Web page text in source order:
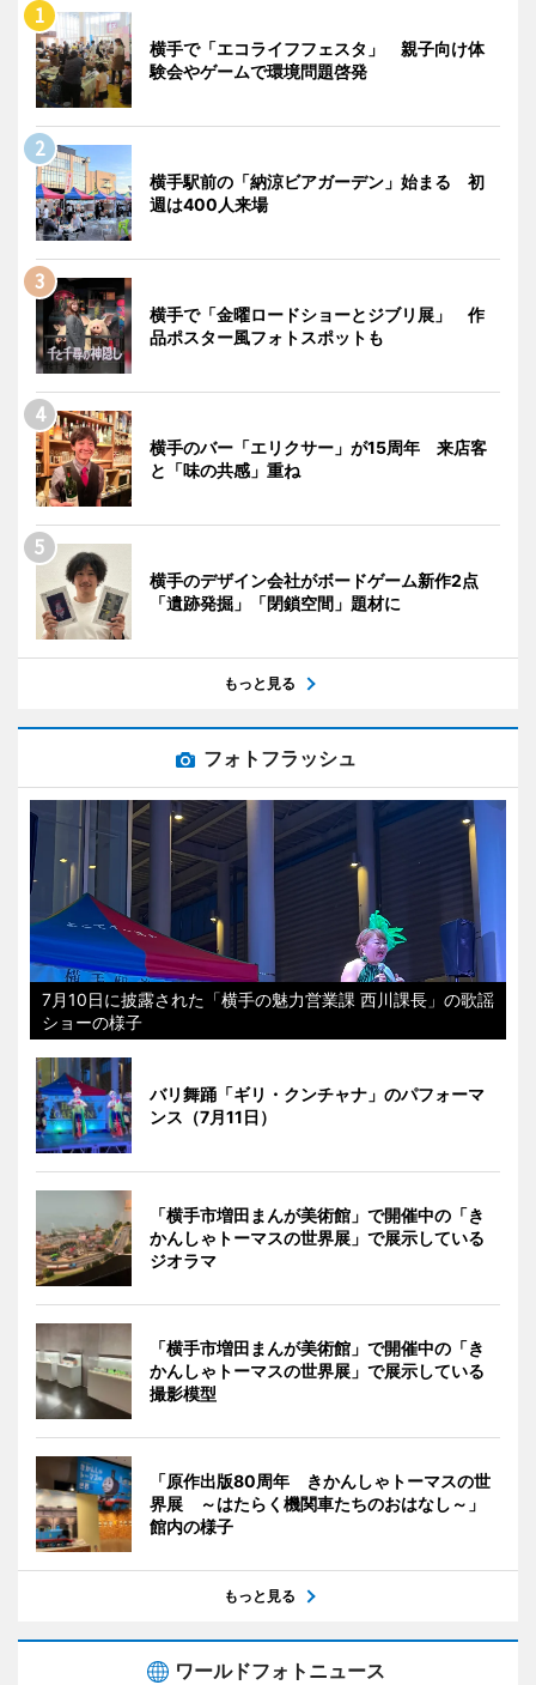
横手で「エコライフフェスタ」 親子向け体
験会やゲームで環境問題啓発
横手駅前の「納涼ビアガーデン」始まる 初
週は400人来場
横手で「金曜ロードショーとジブリ展」 作
品ポスター風フォトスポットも
横手のバー「エリクサー」が15周年 来店客
と「味の共感」重ね
横手のデザイン会社がボードゲーム新作2点
「遺跡発掘」「閉鎖空間」題材に
もっと見る
フォトフラッシュ
7月10日に披露された「横手の魅力営業課 西川課長」の歌謡
ショーの様子
バリ舞踊「ギリ・クンチャナ」のパフォーマ
ンス（7月11日）
「横手市増田まんが美術館」で開催中の「き
かんしゃトーマスの世界展」で展示している
ジオラマ
「横手市増田まんが美術館」で開催中の「き
かんしゃトーマスの世界展」で展示している
撮影模型
「原作出版80周年 きかんしゃトーマスの世
界展 ～はたらく機関車たちのおはなし～」
館内の様子
もっと見る
ワールドフォトニュース